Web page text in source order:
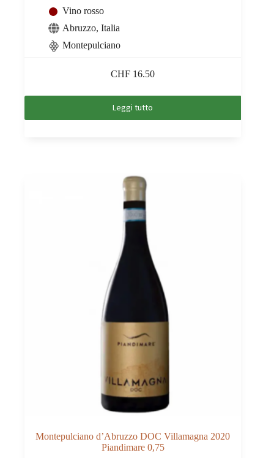
Vino rosso
Abruzzo, Italia
Montepulciano
CHF 16.50
Leggi tutto
Montepulciano d’Abruzzo DOC Villamagna 2020
Piandimare 0,75